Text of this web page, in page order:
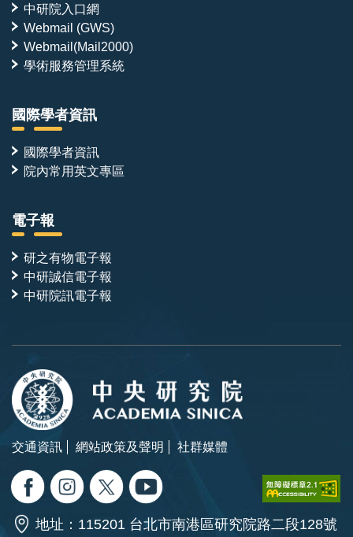
中研院入口網
Webmail (GWS)
Webmail(Mail2000)
學術服務管理系統
國際學者資訊
國際學者資訊
院內常用英文專區
電子報
研之有物電子報
中研誠信電子報
中研院訊電子報
交通資訊 網站政策及聲明 社群媒體
地址：115201 台北市南港區研究院路二段128號